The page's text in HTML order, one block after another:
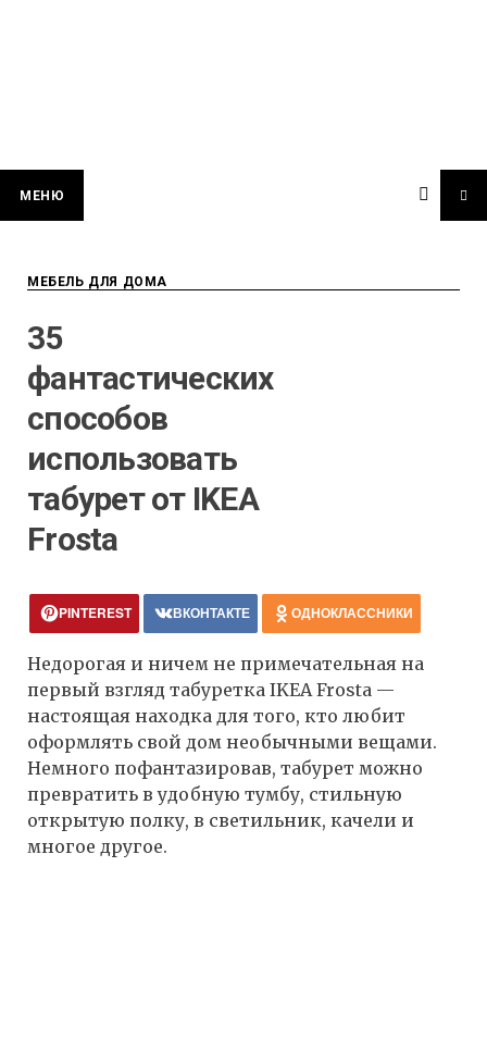
МЕНЮ
МЕБЕЛЬ ДЛЯ ДОМА
35
фантастических
способов
использовать
табурет от IKEA
Frosta
PINTEREST ВКОНТАКТЕ ОДНОКЛАССНИКИ
Недорогая и ничем не примечательная на
первый взгляд табуретка IKEA Frosta —
настоящая находка для того, кто любит
оформлять свой дом необычными вещами.
Немного пофантазировав, табурет можно
превратить в удобную тумбу, стильную
открытую полку, в светильник, качели и
многое другое.